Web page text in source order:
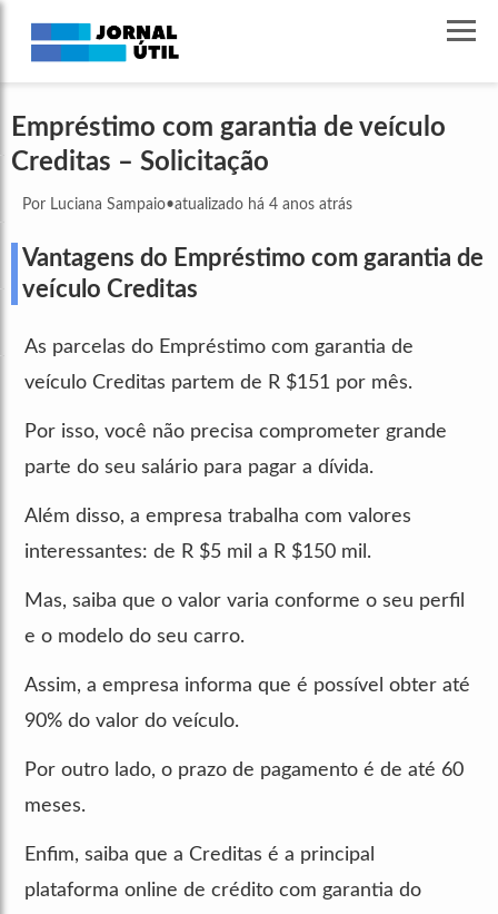
Empréstimo com garantia de veículo
Creditas – Solicitação
Por Luciana Sampaio•atualizado há 4 anos atrás
Vantagens do Empréstimo com garantia de
veículo Creditas
As parcelas do Empréstimo com garantia de
veículo Creditas partem de R $151 por mês.
Por isso, você não precisa comprometer grande
parte do seu salário para pagar a dívida.
Além disso, a empresa trabalha com valores
interessantes: de R $5 mil a R $150 mil.
Mas, saiba que o valor varia conforme o seu perfil
e o modelo do seu carro.
Assim, a empresa informa que é possível obter até
90% do valor do veículo.
Por outro lado, o prazo de pagamento é de até 60
meses.
Enfim, saiba que a Creditas é a principal
plataforma online de crédito com garantia do